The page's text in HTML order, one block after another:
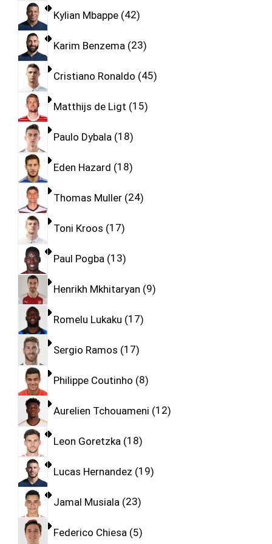
Kylian Mbappe 42
Karim Benzema 23
Cristiano Ronaldo 45
Matthijs de Ligt 15
Paulo Dybala 18
Eden Hazard 18
Thomas Muller 24
Toni Kroos 17
Paul Pogba 13
Henrikh Mkhitaryan 9
Romelu Lukaku 17
Sergio Ramos 17
Philippe Coutinho 8
Aurelien Tchouameni 12
Leon Goretzka 18
Lucas Hernandez 19
Jamal Musiala 23
Federico Chiesa 5